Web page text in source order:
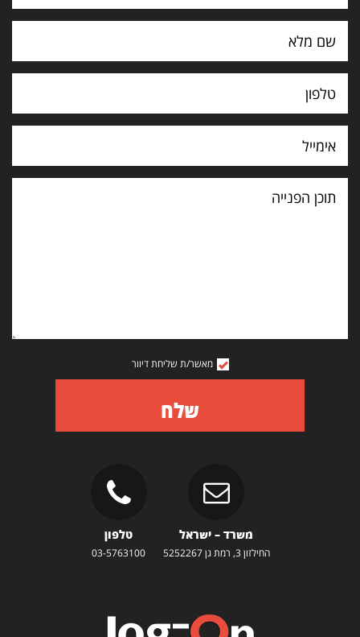
תוכן
הפנייה
מאשר/ת שליחת דיוור
שלח
משרד – ישראל
החילזון 3, רמת גן 5252267
טלפון
03-5763100